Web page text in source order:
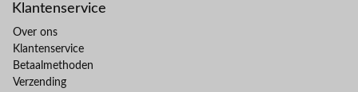
Klantenservice
Over ons
Klantenservice
Betaalmethoden
Verzending